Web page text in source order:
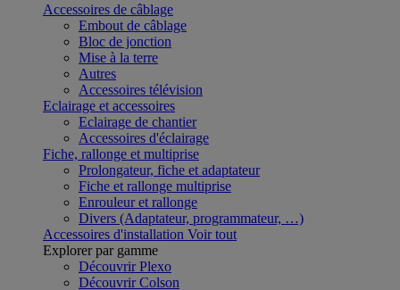
Accessoires de câblage
Embout de câblage
Bloc de jonction
Mise à la terre
Autres
Accessoires télévision
Eclairage et accessoires
Eclairage de chantier
Accessoires d'éclairage
Fiche, rallonge et multiprise
Prolongateur, fiche et adaptateur
Fiche et rallonge multiprise
Enrouleur et rallonge
Divers (Adaptateur, programmateur, …)
Accessoires d'installation Voir tout
Explorer par gamme
Découvrir Plexo
Découvrir Colson